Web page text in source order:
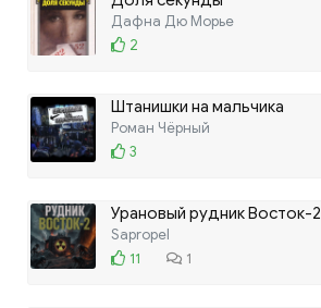
Дафна Дю Морье
2
Штанишки на мальчика
Роман Чёрный
3
Урановый рудник Восток-2
Sapropel
11
1